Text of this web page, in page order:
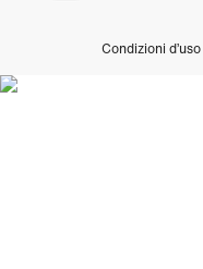
Condizioni d’uso